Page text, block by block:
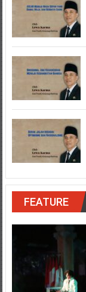
FEATURE